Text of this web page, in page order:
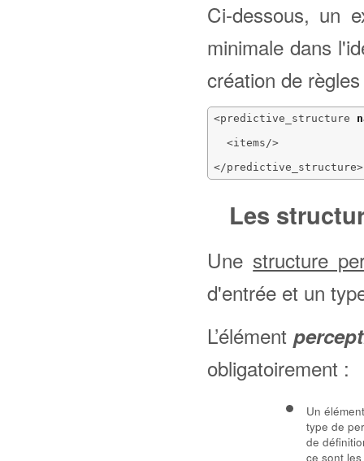
Ci-dessous, un
minimale dans
création de
<predictive_structure
<items/>
</predictive_structure>
Les
Une structure
d'entrée et un
L’élément
obligatoirement :
Un
type de
de
ce sont